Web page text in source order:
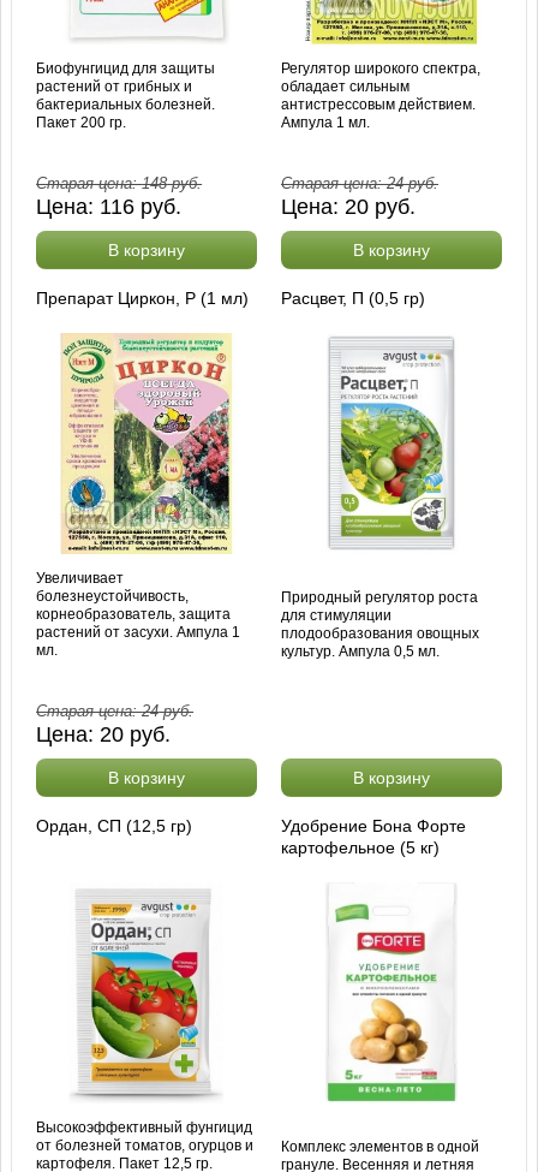
Биофунгицид для защиты
растений от грибных и
бактериальных болезней.
Пакет 200 гр.
Старая цена:148руб.
Цена: 116 руб.
В корзину
Регулятор широкого спектра,
обладает сильным
антистрессовым действием.
Ампула 1 мл.
Старая цена:24руб.
Цена: 20 руб.
В корзину
Препарат Циркон, Р (1 мл)
Увеличивает
болезнеустойчивость,
корнеобразователь, защита
растений от засухи. Ампула 1
мл.
Старая цена:24руб.
Цена: 20 руб.
В корзину
Расцвет, П (0,5 гр)
Природный регулятор роста
для стимуляции
плодообразования овощных
культур. Ампула 0,5 мл.
В корзину
Ордан, СП (12,5 гр)
Высокоэффективный фунгицид
от болезней томатов, огурцов и
картофеля. Пакет 12,5 гр.
Удобрение Бона Форте
картофельное (5 кг)
Комплекс элементов в одной
грануле. Весенняя и летняя